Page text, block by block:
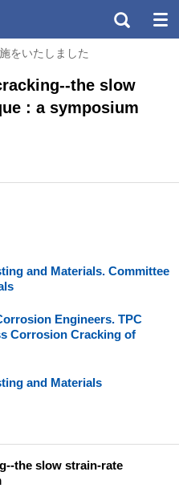
をいたしました
the slow
: a symposium
and Materials. Committee
Engineers. TPC
Corrosion Cracking of
and Materials
the slow strain-rate